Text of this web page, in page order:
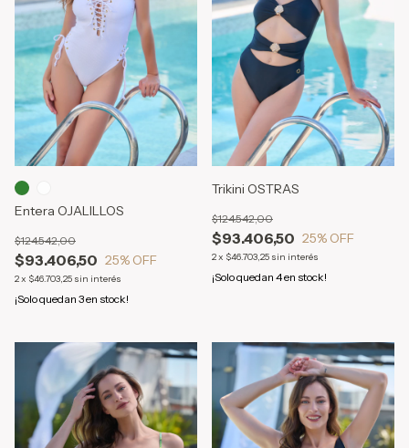
Entera OJALILLOS
$93.406,50
$124.542,00
25% OFF
2x $46.703,25 sin interés
¡Solo quedan 3en stock!
Trikini OSTRAS
$93.406,50
$124.542,00
25% OFF
2x $46.703,25 sin interés
¡Solo quedan 4en stock!